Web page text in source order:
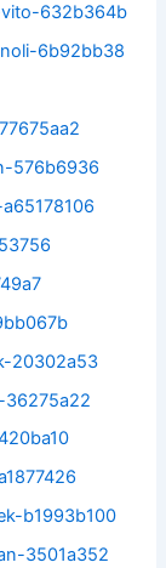
632b364b
6b92bb38
576b6936
20302a53
b1993b100
3501a352